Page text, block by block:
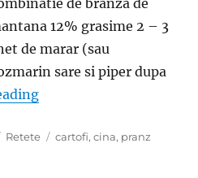
de branza de
12% grasime 2 – 3
de marar (sau
sare si piper dupa
“Pranz sau cina cu
Categories
Retete Tags
cartofi,cina, pranz